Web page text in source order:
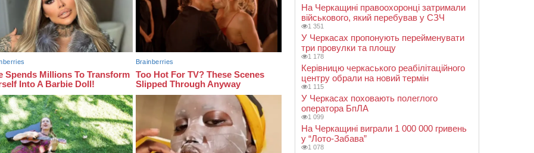
На Черкащині правоохоронці затримали
військового, який перебував у СЗЧ
1 351
У Черкасах пропонують перейменувати
три провулки та площу
1 178
Керівницю черкаського реабілітаційного
центру обрали на новий термін
1 115
У Черкасах поховають полеглого
оператора БпЛА
1 099
На Черкащині виграли 1 000 000 гривень
у “Лото-Забава”
1 078